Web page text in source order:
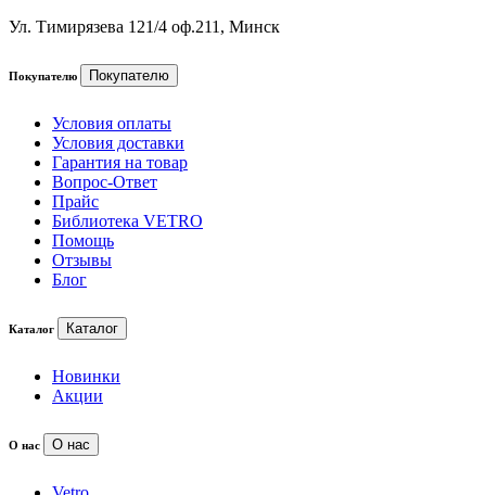
Ул. Тимирязева 121/4 оф.211, Минск
Покупателю Покупателю
Условия оплаты
Условия доставки
Гарантия на товар
Вопрос-Ответ
Прайс
Библиотека VETRO
Помощь
Отзывы
Блог
Каталог Каталог
Новинки
Акции
О нас О нас